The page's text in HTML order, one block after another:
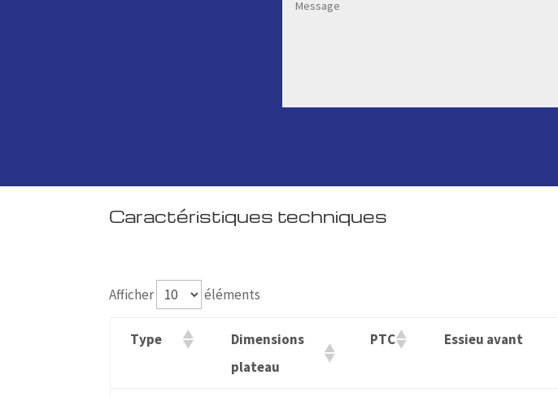
Caractéristiques techniques
Afficher éléments
Type
Dimensions
plateau
PTC Essieu avant